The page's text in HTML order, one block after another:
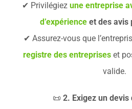
✔ Privilégiez une entreprise
d’expérience et des avis
✔ Assurez-vous que
registre des entrepriseset
valide.
📜 2. Exigez un